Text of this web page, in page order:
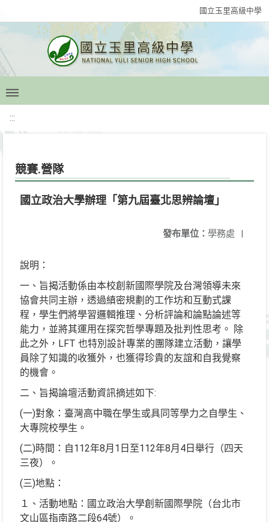
國立玉里高級中學
:::
競賽.營隊
國立政治大學辦理「第九屆臺北思辨論壇」
發布單位： 學務處 |
說明：
一、旨揭活動係由本校創新國際學院及台灣領導未來
協會共同主辦，透過縝密規劃的工作坊和互動式課
程，學生們將學習邏輯推理、分析評論和論點論述等
能力，並將其運用在探究哲學專題及批判性思考。 除
此之外，LFT 也特別設計專業的團隊建立活動，讓學
員除了知識的收獲外，也獲得珍貴的友誼和自我覺察
的機會。
二、旨揭論壇活動資訊摘述如下:
(一)對象：臺灣高中職在學生或具同等學力之自學生、
大專院校學生。
(二)時間：自112年8月1日至112年8月4日舉行（四天
三夜）。
(三)地點：
１、活動地點：國立政治大學創新國際學院（台北市
文山區指南路二段64號）。